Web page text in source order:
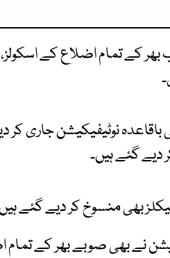
تمام اضلاع کے اسکولز،
باقاعدہ نوٹیفیکیشن
دیے گئے ہیں۔
بھی منسوخ کر دیے گئے
نے بھی صوبے بھر کے